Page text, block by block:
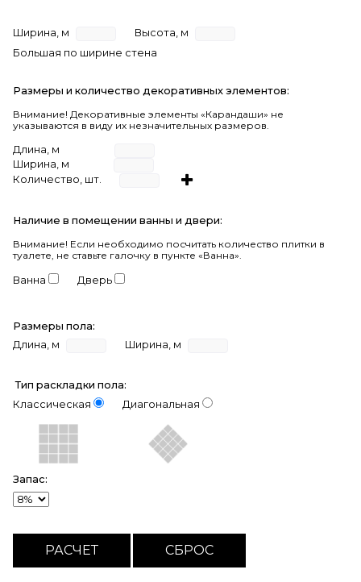
Ширина, м
Высота, м
Большая по ширине стена
Размеры и количество декоративных элементов:
Внимание! Декоративные элементы «Карандаши» не
указываются в виду их незначительных размеров.
Длина, м
Ширина, м
Количество, шт.
Наличие в помещении ванны и двери:
Внимание! Если необходимо посчитать количество плитки в
туалете, не ставьте галочку в пункте «Ванна».
Ванна Дверь
Размеры пола:
Длина, м
Ширина, м
Тип раскладки пола:
Классическая
Диагональная
Запас: